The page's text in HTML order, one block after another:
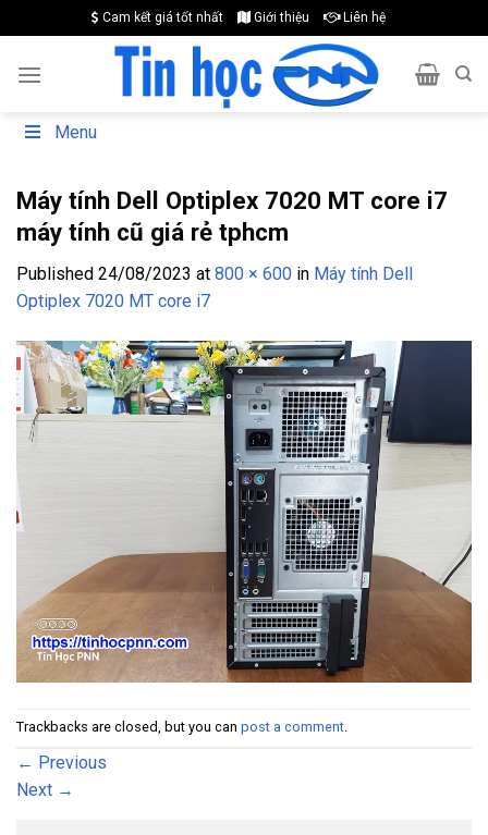
to
content
Cam kết giá tốt nhất Giới thiệu Liên hệ
Menu
Máy tính Dell Optiplex 7020 MT core i7
máy tính cũ giá rẻ tphcm
Published 24/08/2023 at 800 × 600 in Máy tính Dell
Optiplex 7020 MT core i7
Trackbacks are closed, but you can post a comment.
← Previous
Next →